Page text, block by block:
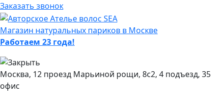
Заказать звонок
Магазин натуральных париков в Москве
Работаем 23 года!
Москва, 12 проезд Марьиной рощи, 8с2, 4 подъезд, 35
офис